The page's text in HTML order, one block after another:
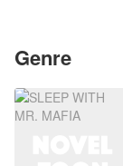
Genre